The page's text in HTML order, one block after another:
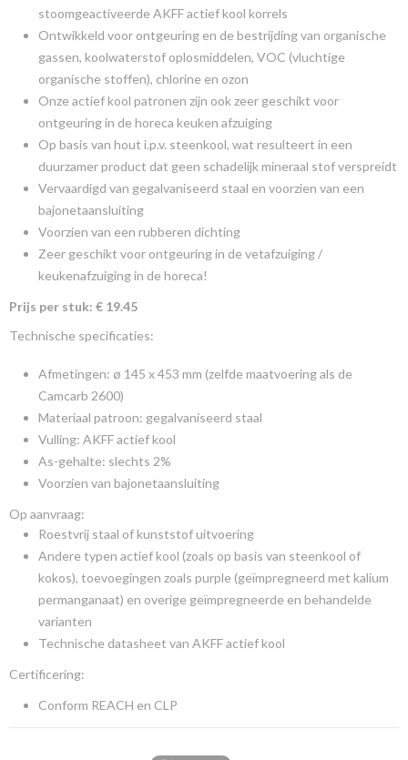
stoomgeactiveerde AKFF actief kool korrels
Ontwikkeld voor ontgeuring en de bestrijding van organische
gassen, koolwaterstof oplosmiddelen, VOC (vluchtige
organische stoffen), chlorine en ozon
Onze actief kool patronen zijn ook zeer geschikt voor
ontgeuring in de horeca keuken afzuiging
Op basis van hout i.p.v. steenkool, wat resulteert in een
duurzamer product dat geen schadelijk mineraal stof verspreidt
Vervaardigd van gegalvaniseerd staal en voorzien van een
bajonetaansluiting
Voorzien van een rubberen dichting
Zeer geschikt voor ontgeuring in de vetafzuiging /
keukenafzuiging in de horeca!
Prijs per stuk: € 19.45
Technische specificaties:
Afmetingen: ø 145 x 453 mm (zelfde maatvoering als de
Camcarb 2600)
Materiaal patroon: gegalvaniseerd staal
Vulling: AKFF actief kool
As-gehalte: slechts 2%
Voorzien van bajonetaansluiting
Op aanvraag:
Roestvrij staal of kunststof uitvoering
Andere typen actief kool (zoals op basis van steenkool of
kokos), toevoegingen zoals purple (geïmpregneerd met kalium
permanganaat) en overige geïmpregneerde en behandelde
varianten
Technische datasheet van AKFF actief kool
Certificering:
Conform REACH en CLP